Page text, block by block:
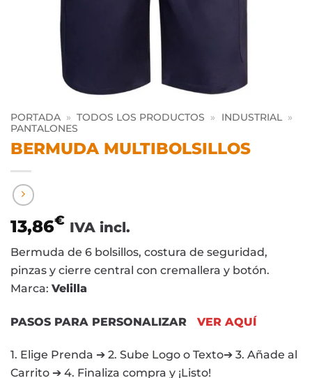
PORTADA » TODOS LOS PRODUCTOS » INDUSTRIAL »
PANTALONES
BERMUDA MULTIBOLSILLOS
13,86€ IVA incl.
Bermuda de 6 bolsillos, costura de seguridad,
pinzas y cierre central con cremallera y botón.
Marca: Velilla
PASOS PARA PERSONALIZAR VER AQUÍ
1. Elige Prenda ➔ 2. Sube Logo o Texto➔ 3. Añade al
Carrito ➔ 4. Finaliza compra y ¡Listo!